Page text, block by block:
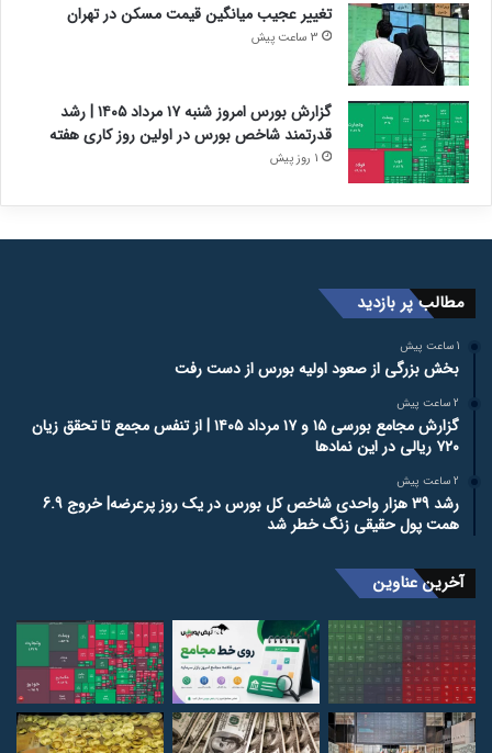
تغییر عجیب میانگین قیمت مسکن در تهران
3 ساعت پیش
گزارش بورس امروز شنبه ۱۷ مرداد ۱۴۰۵ | رشد
قدرتمند شاخص بورس در اولین روز کاری هفته
1 روز پیش
مطالب پر بازدید
1 ساعت پیش
بخش بزرگی از صعود اولیه بورس از دست رفت
2 ساعت پیش
گزارش مجامع بورسی ۱۵ و ۱۷ مرداد ۱۴۰۵ | از تنفس مجمع تا تحقق زیان
۷۲۰ ریالی در این نماد‌ها
2 ساعت پیش
رشد 39 هزار واحدی شاخص کل بورس در یک روز پرعرضه| خروج 6.9
همت پول حقیقی زنگ خطر شد
آخرین عناوین